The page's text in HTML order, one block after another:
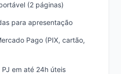
(2 páginas)
para apresentação
Pago (PIX, cartão,
em até 24h úteis